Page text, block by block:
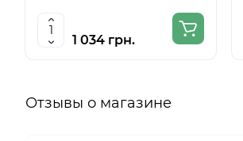
1 034 грн.
Отзывы о магазине